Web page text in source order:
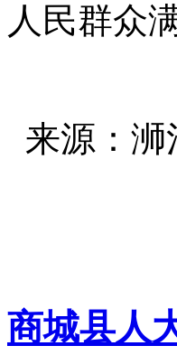
人民群众
来源：
商城县人